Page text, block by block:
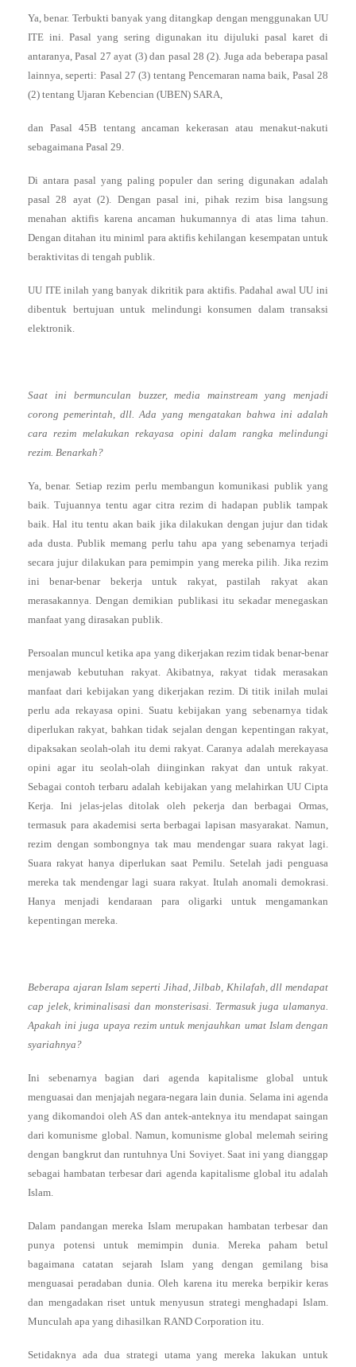
Ya, benar. Terbukti banyak yang ditangkap dengan menggunakan UU
ITE ini. Pasal yang sering digunakan itu dijuluki pasal karet di
antaranya, Pasal 27 ayat (3) dan pasal 28 (2). Juga ada beberapa pasal
lainnya, seperti: Pasal 27 (3) tentang Pencemaran nama baik, Pasal 28
(2) tentang Ujaran Kebencian (UBEN) SARA,
dan Pasal 45B tentang ancaman kekerasan atau menakut-nakuti
sebagaimana Pasal 29.
Di antara pasal yang paling populer dan sering digunakan adalah
pasal 28 ayat (2). Dengan pasal ini, pihak rezim bisa langsung
menahan aktifis karena ancaman hukumannya di atas lima tahun.
Dengan ditahan itu miniml para aktifis kehilangan kesempatan untuk
beraktivitas di tengah publik.
UU ITE inilah yang banyak dikritik para aktifis. Padahal awal UU ini
dibentuk bertujuan untuk melindungi konsumen dalam transaksi
elektronik.
Saat ini bermunculan buzzer, media mainstream yang menjadi
corong pemerintah, dll. Ada yang mengatakan bahwa ini adalah
cara rezim melakukan rekayasa opini dalam rangka melindungi
rezim. Benarkah?
Ya, benar. Setiap rezim perlu membangun komunikasi publik yang
baik. Tujuannya tentu agar citra rezim di hadapan publik tampak
baik. Hal itu tentu akan baik jika dilakukan dengan jujur dan tidak
ada dusta. Publik memang perlu tahu apa yang sebenarnya terjadi
secara jujur dilakukan para pemimpin yang mereka pilih. Jika rezim
ini benar-benar bekerja untuk rakyat, pastilah rakyat akan
merasakannya. Dengan demikian publikasi itu sekadar menegaskan
manfaat yang dirasakan publik.
Persoalan muncul ketika apa yang dikerjakan rezim tidak benar-benar
menjawab kebutuhan rakyat. Akibatnya, rakyat tidak merasakan
manfaat dari kebijakan yang dikerjakan rezim. Di titik inilah mulai
perlu ada rekayasa opini. Suatu kebijakan yang sebenarnya tidak
diperlukan rakyat, bahkan tidak sejalan dengan kepentingan rakyat,
dipaksakan seolah-olah itu demi rakyat. Caranya adalah merekayasa
opini agar itu seolah-olah diinginkan rakyat dan untuk rakyat.
Sebagai contoh terbaru adalah kebijakan yang melahirkan UU Cipta
Kerja. Ini jelas-jelas ditolak oleh pekerja dan berbagai Ormas,
termasuk para akademisi serta berbagai lapisan masyarakat. Namun,
rezim dengan sombongnya tak mau mendengar suara rakyat lagi.
Suara rakyat hanya diperlukan saat Pemilu. Setelah jadi penguasa
mereka tak mendengar lagi suara rakyat. Itulah anomali demokrasi.
Hanya menjadi kendaraan para oligarki untuk mengamankan
kepentingan mereka.
Beberapa ajaran Islam seperti Jihad, Jilbab, Khilafah, dll mendapat
cap jelek, kriminalisasi dan monsterisasi. Termasuk juga ulamanya.
Apakah ini juga upaya rezim untuk menjauhkan umat Islam dengan
syariahnya?
Ini sebenarnya bagian dari agenda kapitalisme global untuk
menguasai dan menjajah negara-negara lain dunia. Selama ini agenda
yang dikomandoi oleh AS dan antek-anteknya itu mendapat saingan
dari komunisme global. Namun, komunisme global melemah seiring
dengan bangkrut dan runtuhnya Uni Soviyet. Saat ini yang dianggap
sebagai hambatan terbesar dari agenda kapitalisme global itu adalah
Islam.
Dalam pandangan mereka Islam merupakan hambatan terbesar dan
punya potensi untuk memimpin dunia. Mereka paham betul
bagaimana catatan sejarah Islam yang dengan gemilang bisa
menguasai peradaban dunia. Oleh karena itu mereka berpikir keras
dan mengadakan riset untuk menyusun strategi menghadapi Islam.
Munculah apa yang dihasilkan RAND Corporation itu.
Setidaknya ada dua strategi utama yang mereka lakukan untuk